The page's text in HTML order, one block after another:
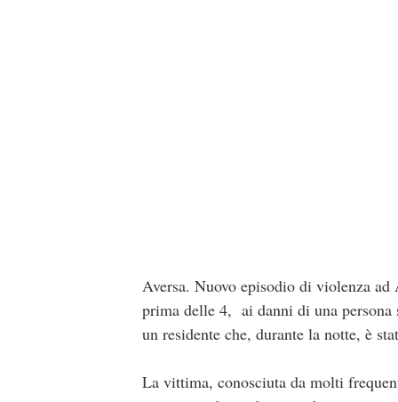
Aversa. Nuovo episodio di violenza
prima delle 4, ai danni di una persona
un residente che, durante la notte, è
La vittima, conosciuta da molti